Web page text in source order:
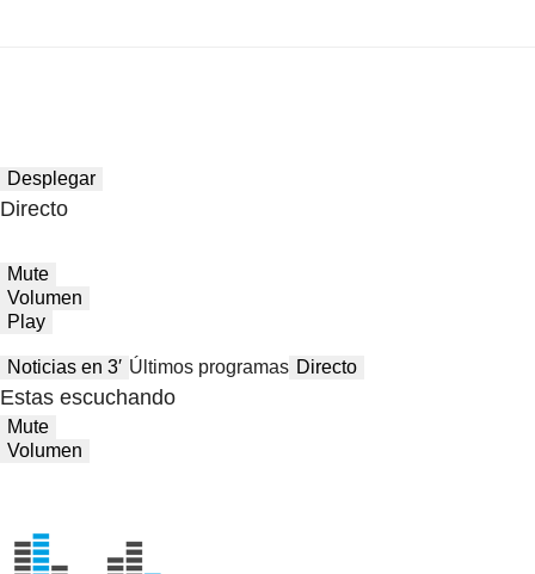
Desplegar
Directo
Mute
Volumen
Play
Noticias en 3′ Últimos programas Directo
Estas escuchando
Mute
Volumen